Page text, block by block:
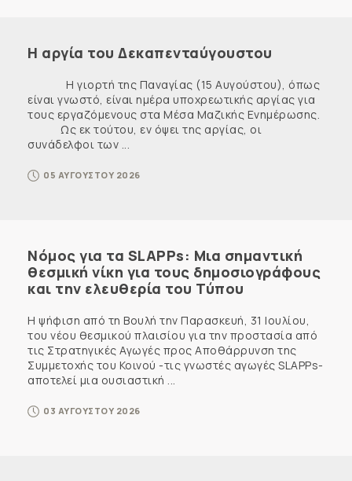
Η αργία του Δεκαπενταύγουστου
Η γιορτή της Παναγίας (15 Αυγούστου), όπως
είναι γνωστό, είναι ημέρα υποχρεωτικής αργίας για
τους εργαζόμενους στα Μέσα Μαζικής Ενημέρωσης.
Ως εκ τούτου, εν όψει της αργίας, οι
συνάδελφοι των ...
05 ΑΥΓΟΥΣΤΟΥ 2026
Νόμος για τα SLAPPs: Μια σημαντική
θεσμική νίκη για τους δημοσιογράφους
και την ελευθερία του Τύπου
Η ψήφιση από τη Βουλή την Παρασκευή, 31 Ιουλίου,
του νέου θεσμικού πλαισίου για την προστασία από
τις Στρατηγικές Αγωγές προς Αποθάρρυνση της
Συμμετοχής του Κοινού -τις γνωστές αγωγές SLAPPs-
αποτελεί μια ουσιαστική ...
03 ΑΥΓΟΥΣΤΟΥ 2026